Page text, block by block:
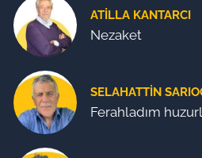
ATILLA KANTARCI
Nezaket
SELAHATTIN
Ferahladım